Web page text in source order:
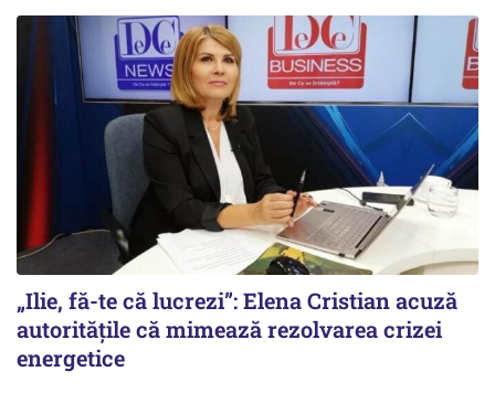
„Ilie, fă-te că lucrezi”: Elena Cristian acuză
autoritățile că mimează rezolvarea crizei
energetice